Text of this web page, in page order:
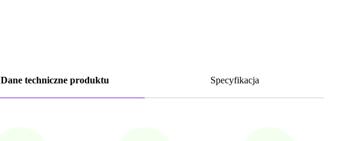
Dane techniczne produktu Specyfikacja